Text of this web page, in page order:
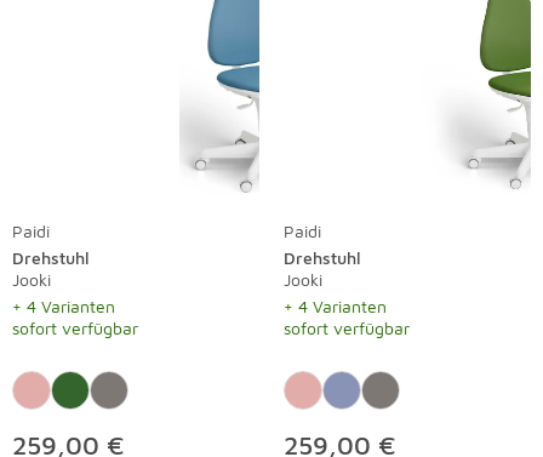
Paidi
Drehstuhl
Jooki
+ 4 Varianten
sofort verfügbar
259,00 €
Paidi
Drehstuhl
Jooki
+ 4 Varianten
sofort verfügbar
259,00 €